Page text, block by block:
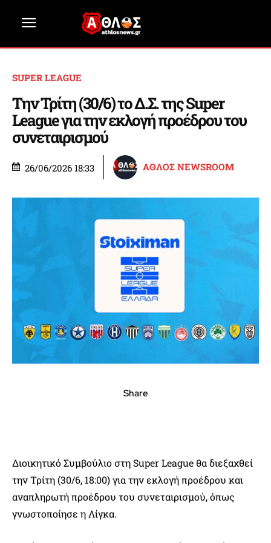
SUPER LEAGUE
Την Τρίτη (30/6) το Δ.Σ. της Super
League για την εκλογή προέδρου του
συνεταιρισμού
26/06/2026 18:33 ΑΘΛΟΣ NEWSROOM
Share
Διοικητικό Συμβούλιο στη Super League θα διεξαχθεί
την Τρίτη (30/6, 18:00) για την εκλογή προέδρου και
αναπληρωτή προέδρου του συνεταιρισμού, όπως
γνωστοποίησε η Λίγκα.